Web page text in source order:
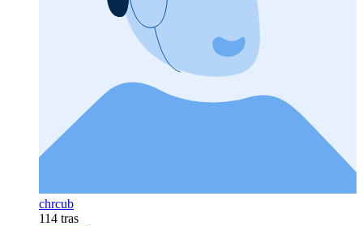
chrcub
114 tras